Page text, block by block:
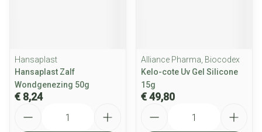
Hansaplast
Hansaplast Zalf
Wondgenezing 50g
€ 8,24
Alliance Pharma, Biocodex
Kelo-cote Uv Gel Silicone
15g
€ 49,80